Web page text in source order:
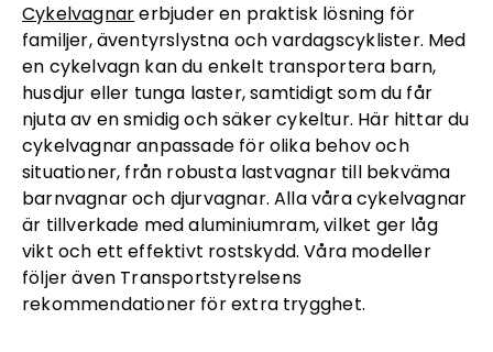
Cykelvagnarerbjuder en praktisk lösning för
familjer, äventyrslystna och vardagscyklister. Med
en cykelvagn kan du enkelt transportera barn,
husdjur eller tunga laster, samtidigt som du får
njuta av en smidig och säker cykeltur. Här hittar du
cykelvagnar anpassade för olika behov och
situationer, från robusta lastvagnar till bekväma
barnvagnar och djurvagnar. Alla våra cykelvagnar
är tillverkade med aluminiumram, vilket ger låg
vikt och ett effektivt rostskydd. Våra modeller
följer även Transportstyrelsens
rekommendationer för extra trygghet.